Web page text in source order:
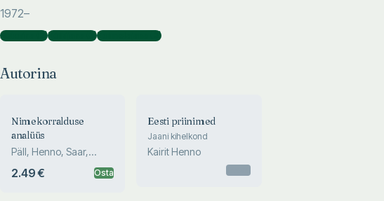
1972–
Autorina )Tõlkijana )Toimetajana )
Autorina
Nimekorralduse
analüüs
Päll, Henno, Saar,
2.49 € Osta
Eesti priinimed
Jaani kihelkond
Kairit Henno